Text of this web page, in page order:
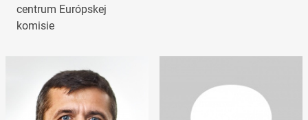
centrum Európskej
komisie